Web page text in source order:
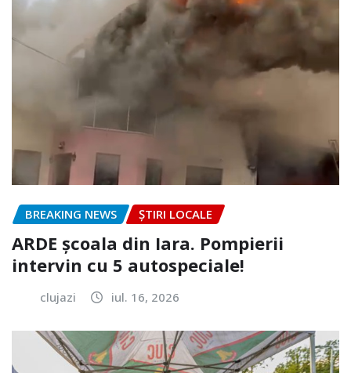
BREAKING NEWS ȘTIRI LOCALE
ARDE școala din Iara. Pompierii
intervin cu 5 autospeciale!
clujazi iul. 16, 2026